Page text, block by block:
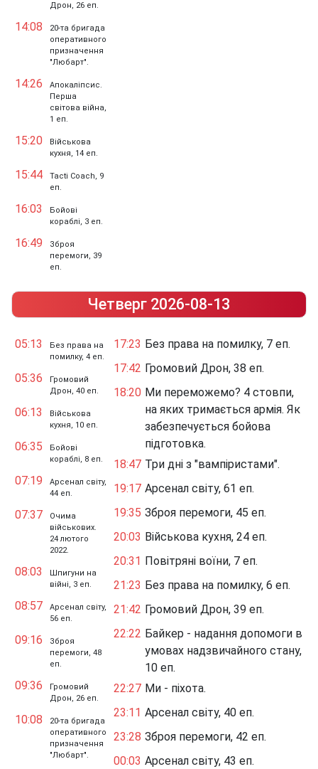
Дрон, 26 еп.
14:08
20-та бригада
оперативного
призначення
"Любарт".
14:26
Апокаліпсис.
Перша
світова війна,
1 еп.
15:20
Військова
кухня, 14 еп.
15:44
Tacti Coach, 9
еп.
16:03
Бойові
кораблі, 3 еп.
16:49
Зброя
перемоги, 39
еп.
Четверг 2026-08-13
05:13
Без права на
помилку, 4 еп.
05:36
Громовий
Дрон, 40 еп.
06:13
Військова
кухня, 10 еп.
06:35
Бойові
кораблі, 8 еп.
07:19
Арсенал світу,
44 еп.
07:37
Очима
військових.
24 лютого
2022.
08:03
Шпигуни на
війні, 3 еп.
08:57
Арсенал світу,
56 еп.
09:16
Зброя
перемоги, 48
еп.
09:36
Громовий
Дрон, 26 еп.
10:08
20-та бригада
оперативного
призначення
"Любарт".
17:23 Без права на помилку, 7 еп.
17:42 Громовий Дрон, 38 еп.
18:20 Ми переможемо? 4 стовпи,
на яких тримається армія. Як
забезпечується бойова
підготовка.
18:47 Три дні з "вампіристами".
19:17 Арсенал світу, 61 еп.
19:35 Зброя перемоги, 45 еп.
20:03 Військова кухня, 24 еп.
20:31 Повітряні воїни, 7 еп.
21:23 Без права на помилку, 6 еп.
21:42 Громовий Дрон, 39 еп.
22:22 Байкер - надання допомоги в
умовах надзвичайного стану,
10 еп.
22:27 Ми - піхота.
23:11 Арсенал світу, 40 еп.
23:28 Зброя перемоги, 42 еп.
00:03 Арсенал світу, 43 еп.